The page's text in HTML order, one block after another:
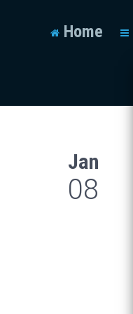
Home
Jan
08